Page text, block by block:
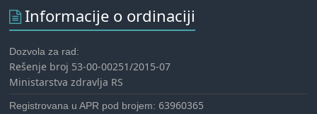
Informacije o ordinaciji
Dozvola za rad:
Rešenje broj 53-00-00251/2015-07
Ministarstva zdravlja RS
Registrovana u APR pod brojem:63960365